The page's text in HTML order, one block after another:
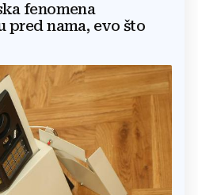
fenomena
nama, evo što